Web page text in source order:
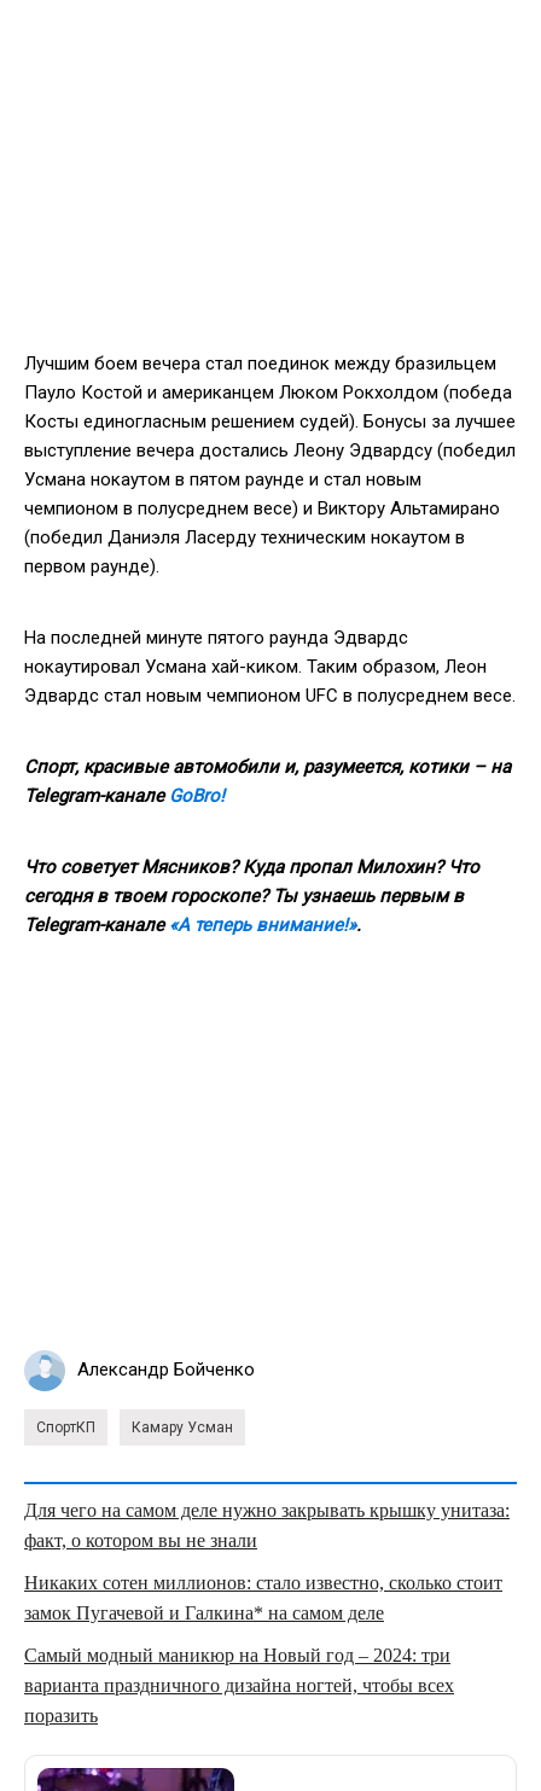
Лучшим боем вечера стал поединок между бразильцем
Пауло Костой и американцем Люком Рокхолдом (победа
Косты единогласным решением судей). Бонусы за лучшее
выступление вечера достались Леону Эдвардсу (победил
Усмана нокаутом в пятом раунде и стал новым
чемпионом в полусреднем весе) и Виктору Альтамирано
(победил Даниэля Ласерду техническим нокаутом в
первом раунде).
На последней минуте пятого раунда Эдвардс
нокаутировал Усмана хай-киком. Таким образом, Леон
Эдвардс стал новым чемпионом UFC в полусреднем весе.
Спорт, красивые автомобили и, разумеется, котики – на
Telegram-канале GoBro!
Что советует Мясников? Куда пропал Милохин? Что
сегодня в твоем гороскопе? Ты узнаешь первым в
Telegram-канале«А теперь внимание!».
Александр Бойченко
СпортКП Камару Усман
Для чего на самом деле нужно закрывать крышку унитаза:
факт, о котором вы не знали
Никаких сотен миллионов: стало известно, сколько стоит
замок Пугачевой и Галкина* на самом деле
Самый модный маникюр на Новый год – 2024: три
варианта праздничного дизайна ногтей, чтобы всех
поразить